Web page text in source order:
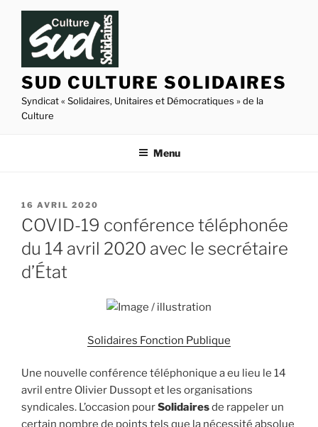
Aller
contenu
principal
SUD CULTURE SOLIDAIRES
Syndicat « Solidaires, Unitaires et Démocratiques » de la
Culture
Menu
PUBLIÉ
LE
16 AVRIL 2020
COVID-19 conférence téléphonée
du 14 avril 2020 avec le secrétaire
d’État
Solidaires Fonction Publique
Une nouvelle conférence téléphonique a eu lieu le 14
avril entre Olivier Dussopt et les organisations
syndicales. L’occasion pourSolidairesde rappeler un
certain nombre de points tels que la nécessité absolue